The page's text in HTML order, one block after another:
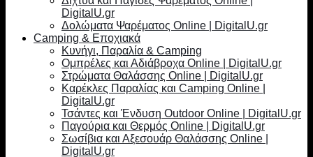
DigitalU.gr
Δολώματα Ψαρέματος Online | DigitalU.gr
Camping & Εποχιακά
Κυνήγι, Παραλία & Camping
Ομπρέλες και Αδιάβροχα Online | DigitalU.gr
Στρώματα Θαλάσσης Online | DigitalU.gr
Καρέκλες Παραλίας και Camping Online |
DigitalU.gr
Τσάντες και Ένδυση Outdoor Online | DigitalU.gr
Παγούρια και Θερμός Online | DigitalU.gr
Σωσίβια και Αξεσουάρ Θαλάσσης Online |
DigitalU.gr